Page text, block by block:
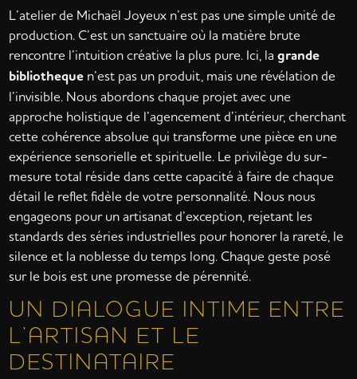
L’atelier de Michaël Joyeux n’est pas une simple unité de
production. C’est un sanctuaire où la matière brute
rencontre l’intuition créative la plus pure. Ici, lagrande
bibliotheque n’est pas un produit, mais une révélation de
l’invisible. Nous abordons chaque projet avec une
approche holistique de l’agencement d’intérieur, cherchant
cette cohérence absolue qui transforme une pièce en une
expérience sensorielle et spirituelle. Le privilège du sur-
mesure total réside dans cette capacité à faire de chaque
détail le reflet fidèle de votre personnalité. Nous nous
engageons pour un artisanat d’exception, rejetant les
standards des séries industrielles pour honorer la rareté, le
silence et la noblesse du temps long. Chaque geste posé
sur le bois est une promesse de pérennité.
UN DIALOGUE INTIME ENTRE
L’ARTISAN ET LE
DESTINATAIRE